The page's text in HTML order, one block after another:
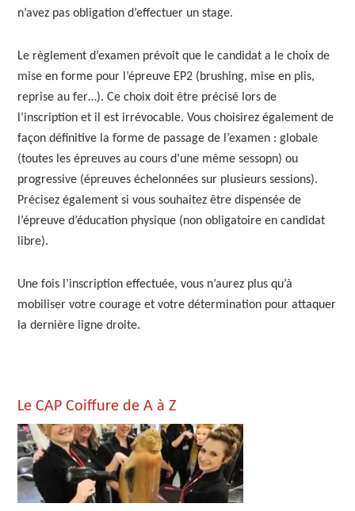
n’avez pas obligation d’effectuer un stage.
Le règlement d’examen prévoit que le candidat a le choix de
mise en forme pour l’épreuve EP2 (brushing, mise en plis,
reprise au fer…). Ce choix doit être précisé lors de
l’inscription et il est irrévocable. Vous choisirez également de
façon définitive la forme de passage de l’examen : globale
(toutes les épreuves au cours d’une même sessopn) ou
progressive (épreuves échelonnées sur plusieurs sessions).
Précisez également si vous souhaitez être dispensée de
l’épreuve d’éducation physique (non obligatoire en candidat
libre).
Une fois l’inscription effectuée, vous n’aurez plus qu’à
mobiliser votre courage et votre détermination pour attaquer
la dernière ligne droite.
Primary
Sidebar
Le CAP Coiffure de A à Z